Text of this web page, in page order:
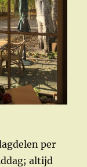
per
altijd